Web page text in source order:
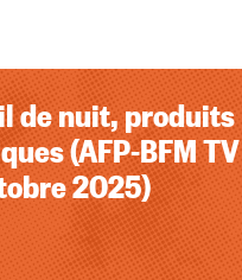
cookies
de nuit, produits
(AFP-BFM TV
2025)